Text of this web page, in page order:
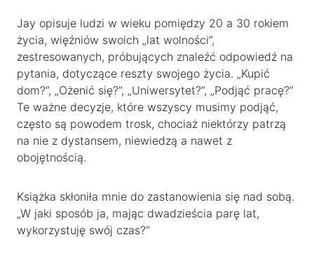
Jay opisuje ludzi w wieku pomiędzy 20 a 30 rokiem
życia, więźniów swoich „lat wolności”,
zestresowanych, próbujących znaleźć odpowiedź na
pytania, dotyczące reszty swojego życia. „Kupić
dom?”, „Ożenić się?”, „Uniwersytet?”, „Podjąć pracę?”
Te ważne decyzje, które wszyscy musimy podjąć,
często są powodem trosk, chociaż niektórzy patrzą
na nie z dystansem, niewiedzą a nawet z
obojętnością.
Książka skłoniła mnie do zastanowienia się nad sobą.
„W jaki sposób ja, mając dwadzieścia parę lat,
wykorzystuję swój czas?”